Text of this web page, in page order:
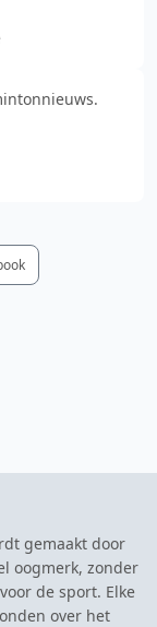
gemaakt door
oogmerk, zonder
de sport. Elke
over het